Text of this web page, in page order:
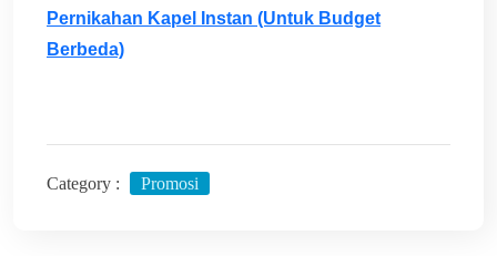
Pernikahan Kapel Instan (Untuk Budget
Berbeda)
Category : Promosi